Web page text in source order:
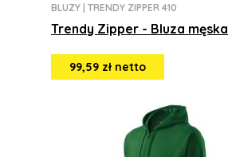
BLUZY TRENDY ZIPPER 410
Trendy Zipper - Bluza męska
99,59 zł netto